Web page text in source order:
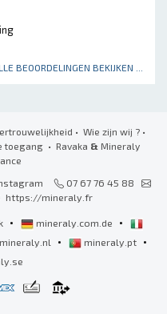
BEOORDELINGEN BEKIJKEN ...
• Wie zijn wij ? •
toegang • Ravaka & Mineraly
07 67 76 45 88
https://mineraly.fr
• mineraly.com.de •
• mineraly.pt •